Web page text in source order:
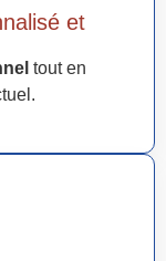
et
tout en